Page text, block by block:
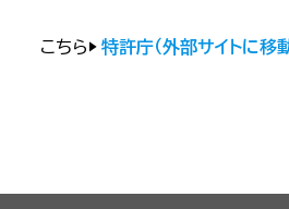
こちら▶ 特許庁（外部サイトに移